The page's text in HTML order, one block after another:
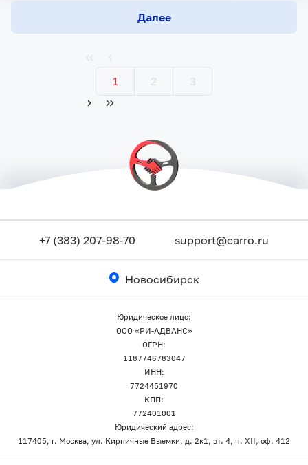
Далее
1 2 3
+7 (383) 207-98-70 support@carro.ru
Новосибирск
Юридическое лицо:
ООО «РИ-АДВАНС»
ОГРН:
1187746783047
ИНН:
7724451970
КПП:
772401001
Юридический адрес:
117405, г. Москва, ул. Кирпичные Выемки, д. 2к1, эт. 4, п. XII, оф. 412